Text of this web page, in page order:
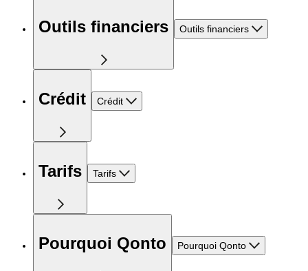
Outils financiers Outils financiers
Crédit Crédit
Tarifs Tarifs
Pourquoi Qonto Pourquoi Qonto